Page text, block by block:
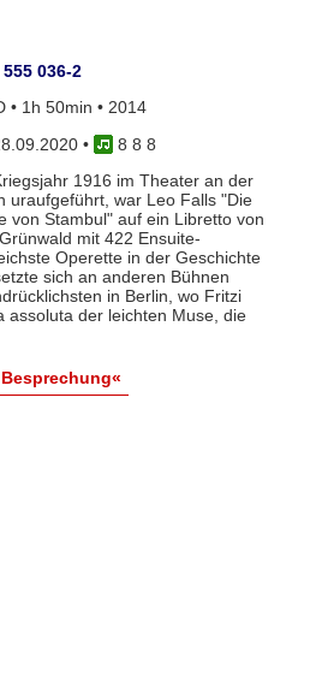
036-2
• 1h 50min • 2014
•
8 8 8
1916 im Theater an der
uraufgeführt, war Leo Falls "Die
von Stambul" auf ein Libretto von
mit 422 Ensuite-
Operette in der Geschichte
sich an anderen Bühnen
in Berlin, wo Fritzi
assoluta der leichten Muse, die